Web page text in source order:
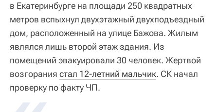
в Екатеринбурге на площади 250 квадратных
метров вспыхнул двухэтажный двухподъездный
дом, расположенный на улице Бажова. Жилым
являлся лишь второй этаж здания. Из
помещений эвакуировали 30 человек. Жертвой
возгорания стал 12-летний мальчик. СК начал
проверку по факту ЧП.